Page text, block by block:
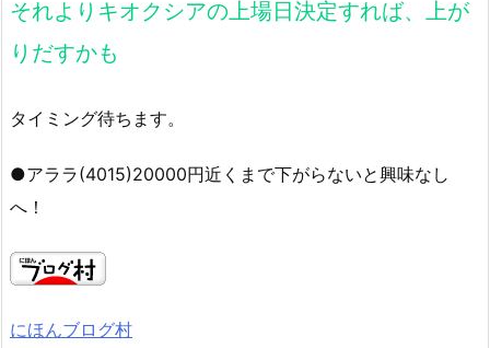
それよりキオクシアの上場日決定すれば、上が
りだすかも
タイミング待ちます。
●アララ(4015)20000円近くまで下がらないと興味なし
へ！
にほんブログ村